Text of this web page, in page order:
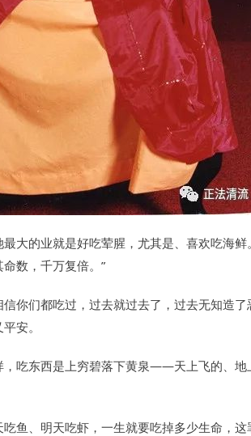
大的业就是好吃荤腥，尤其是、喜欢吃海
数，千万复倍。”
你们都吃过，过去就过去了，过去无知造
安。
，吃东西是上穷碧落下黄泉——天上飞的、
鱼、明天吃虾，一生就要吃掉多少生命，这